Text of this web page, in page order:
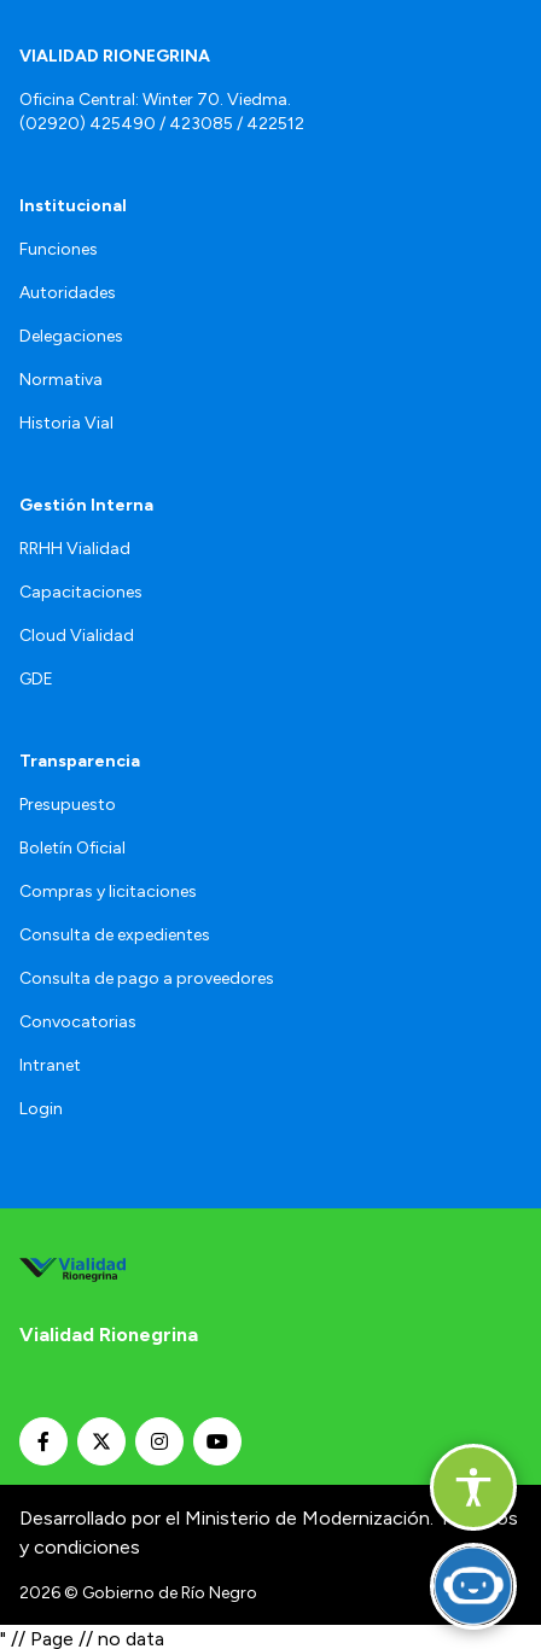
VIALIDAD RIONEGRINA
Oficina Central: Winter 70. Viedma.
(02920) 425490 / 423085 / 422512
Institucional
Funciones
Autoridades
Delegaciones
Normativa
Historia Vial
Gestión Interna
RRHH Vialidad
Capacitaciones
Cloud Vialidad
GDE
Transparencia
Presupuesto
Boletín Oficial
Compras y licitaciones
Consulta de expedientes
Consulta de pago a proveedores
Convocatorias
Intranet
Login
Vialidad Rionegrina
Desarrollado por el Ministerio de Modernización. Términos
y condiciones
2026© Gobierno de Río Negro
" // Page // no data